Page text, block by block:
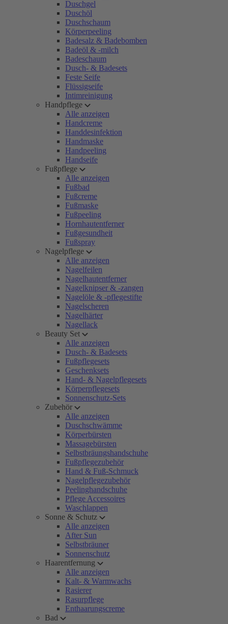
Duschgel
Duschöl
Duschschaum
Körperpeeling
Badesalz & Badebomben
Badeöl & -milch
Badeschaum
Dusch- & Badesets
Feste Seife
Flüssigseife
Intimreinigung
Handpflege
Alle anzeigen
Handcreme
Handdesinfektion
Handmaske
Handpeeling
Handseife
Fußpflege
Alle anzeigen
Fußbad
Fußcreme
Fußmaske
Fußpeeling
Hornhautentferner
Fußgesundheit
Fußspray
Nagelpflege
Alle anzeigen
Nagelfeilen
Nagelhautentferner
Nagelknipser & -zangen
Nagelöle & -pflegestifte
Nagelscheren
Nagelhärter
Nagellack
Beauty Set
Alle anzeigen
Dusch- & Badesets
Fußpflegesets
Geschenksets
Hand- & Nagelpflegesets
Körperpflegesets
Sonnenschutz-Sets
Zubehör
Alle anzeigen
Duschschwämme
Körperbürsten
Massagebürsten
Selbstbräungshandschuhe
Fußpflegezubehör
Hand & Fuß-Schmuck
Nagelpflegezubehör
Peelinghandschuhe
Pflege Accessoires
Waschlappen
Sonne & Schutz
Alle anzeigen
After Sun
Selbstbräuner
Sonnenschutz
Haarentfernung
Alle anzeigen
Kalt- & Warmwachs
Rasierer
Rasurpflege
Enthaarungscreme
Bad